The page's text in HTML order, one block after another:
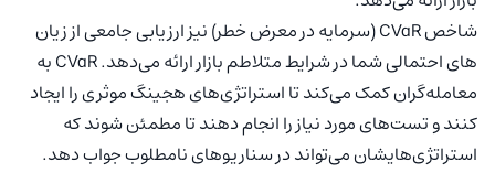
شاخص CVaR (سرمایه در معرض خطر) نیز ارزیابی جامعی از زیان
های احتمالی شما در شرایط متلاطم بازار ارائه می‌دهد. CVaR به
معامله‌گران کمک می‌کند تا استراتژی‌های هجینگ موثری را ایجاد
کنند و تست‌های مورد نیاز را انجام دهند تا مطمئن شوند که
استراتژی‌هایشان می‌تواند در سناریوهای نامطلوب جواب دهد.